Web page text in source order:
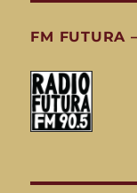
FM FUTURA